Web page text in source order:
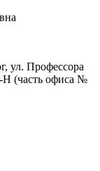
ул. Профессора
Н (часть офиса №